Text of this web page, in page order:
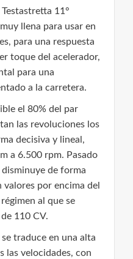
11°
llena para usar en
para una respuesta
toque del acelerador,
para una
a la carretera.
el 80% del par
las revoluciones los
decisiva y lineal,
a 6.500 rpm. Pasado
de forma
por encima del
al que se
110 CV.
traduce en una alta
las velocidades, con